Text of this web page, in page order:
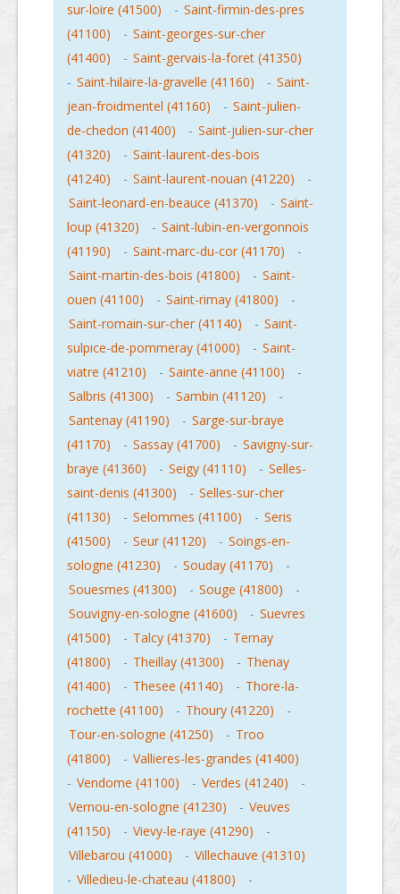
sur-loire (41500)
- Saint-firmin-des-pres
(41100)
- Saint-georges-sur-cher
(41400)
- Saint-gervais-la-foret (41350)
- Saint-hilaire-la-gravelle (41160) - Saint-
jean-froidmentel (41160)
- Saint-julien-
de-chedon (41400)
- Saint-julien-sur-cher
(41320)
- Saint-laurent-des-bois
(41240)
- Saint-laurent-nouan (41220)
-
Saint-leonard-en-beauce (41370)
- Saint-
loup (41320)
- Saint-lubin-en-vergonnois
(41190)
- Saint-marc-du-cor (41170)
-
Saint-martin-des-bois (41800)
- Saint-
ouen (41100)
- Saint-rimay (41800)
-
Saint-romain-sur-cher (41140)
- Saint-
sulpice-de-pommeray (41000)
- Saint-
viatre (41210)
- Sainte-anne (41100)
-
Salbris (41300)
- Sambin (41120)
-
Santenay (41190)
- Sarge-sur-braye
(41170)
- Sassay (41700) - Savigny-sur-
braye (41360)
- Seigy (41110) - Selles-
saint-denis (41300)
- Selles-sur-cher
(41130)
- Selommes (41100) - Seris
(41500)
- Seur (41120) - Soings-en-
sologne (41230)
- Souday (41170)
-
Souesmes (41300)
- Souge (41800)
-
Souvigny-en-sologne (41600)
- Suevres
(41500)
- Talcy (41370) - Ternay
(41800)
- Theillay (41300) - Thenay
(41400)
- Thesee (41140) - Thore-la-
rochette (41100)
- Thoury (41220)
-
Tour-en-sologne (41250)
- Troo
(41800)
- Vallieres-les-grandes (41400)
- Vendome (41100) - Verdes (41240)
-
Vernou-en-sologne (41230)
- Veuves
(41150)
- Vievy-le-raye (41290)
-
Villebarou (41000)
- Villechauve (41310)
- Villedieu-le-chateau (41800)
-